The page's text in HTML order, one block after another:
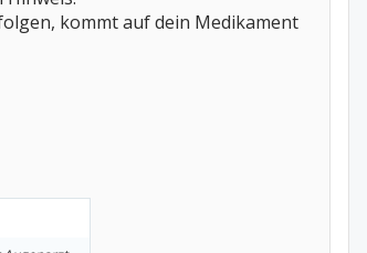
kommt auf dein Medikament